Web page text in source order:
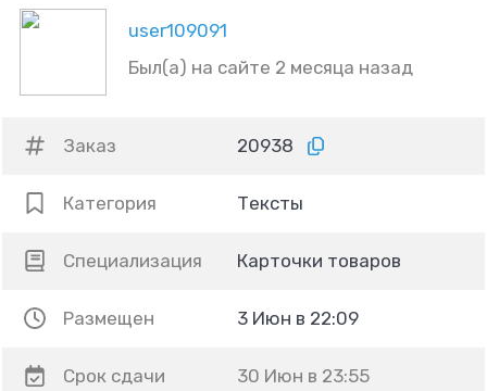
user109091
Был(а) на сайте 2 месяца назад
Заказ 20938
Категория Тексты
Специализация Карточки товаров
Размещен 3 Июн в 22:09
Срок сдачи 30 Июн в 23:55